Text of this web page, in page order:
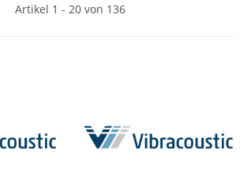
Artikel 1 - 20 von 136